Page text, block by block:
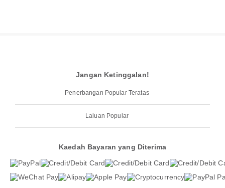
Jangan Ketinggalan!
Penerbangan Popular Teratas
Laluan Popular
Kaedah Bayaran yang Diterima